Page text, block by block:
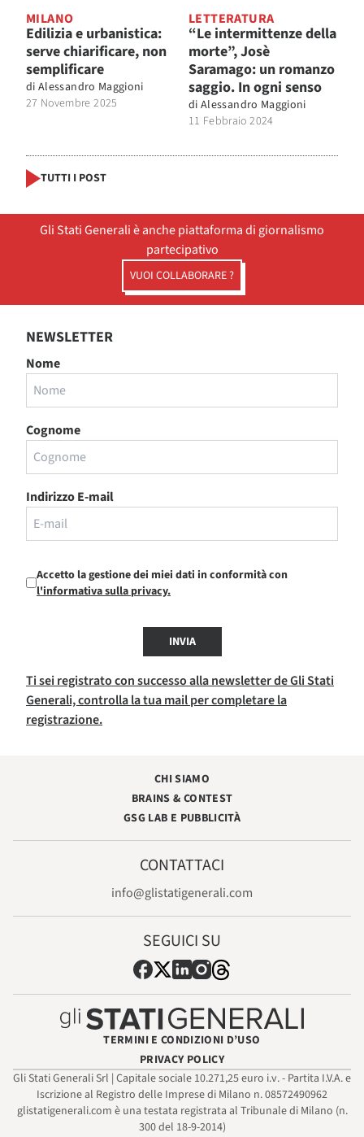
MILANO
Edilizia e urbanistica:
serve chiarificare, non
semplificare
di Alessandro Maggioni
27 Novembre 2025
LETTERATURA
“Le intermittenze della
morte”, Josè
Saramago: un romanzo
saggio. In ogni senso
di Alessandro Maggioni
11 Febbraio 2024
TUTTI I POST
Gli Stati Generali è anche piattaforma di giornalismo
partecipativo
VUOI COLLABORARE ?
NEWSLETTER
Nome
Cognome
Indirizzo E-mail
Accetto la gestione dei miei dati in conformità con
l'informativa sulla privacy.
INVIA
Ti sei registrato con successo alla newsletter de Gli Stati
Generali, controlla la tua mail per completare la
registrazione.
CHI SIAMO
BRAINS & CONTEST
GSG LAB E PUBBLICITÀ
CONTATTACI
info@glistatigenerali.com
SEGUICI SU
TERMINI E CONDIZIONI D’USO
PRIVACY POLICY
Gli Stati Generali Srl | Capitale sociale 10.271,25 euro i.v. - Partita I.V.A. e
Iscrizione al Registro delle Imprese di Milano n. 08572490962
glistatigenerali.com è una testata registrata al Tribunale di Milano (n.
300 del 18-9-2014)